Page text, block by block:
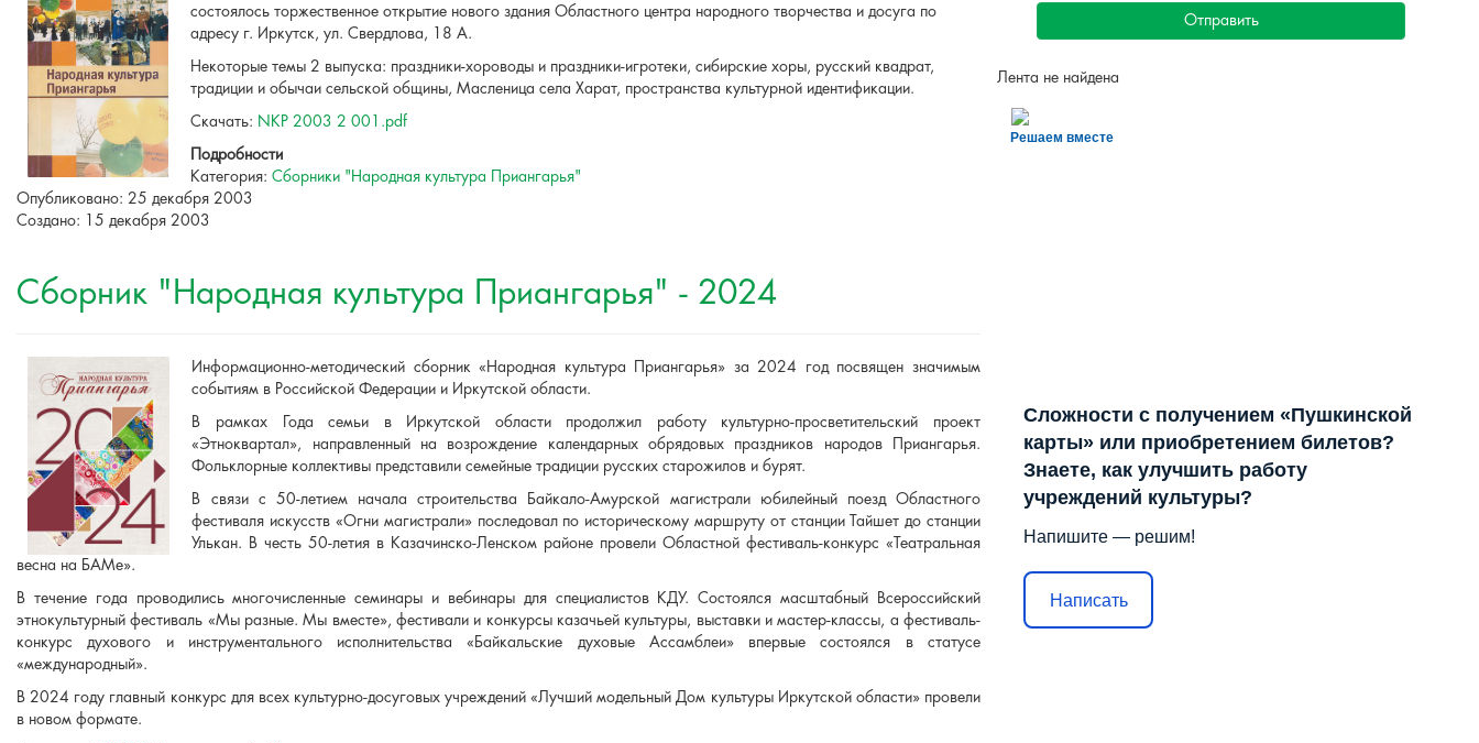
состоялось торжественное открытие нового здания Областного центра народного творчества и досуга по
адресу г. Иркутск, ул. Свердлова, 18 А.
Некоторые темы 2 выпуска: праздники-хороводы и праздники-игротеки, сибирские хоры, русский квадрат,
традиции и обычаи сельской общины, Масленица села Харат, пространства культурной идентификации.
Скачать: NKP 2003 2 001.pdf
Подробности
Категория: Сборники "Народная культура Приангарья"
Опубликовано: 25 декабря 2003
Создано: 15 декабря 2003
Сборник "Народная культура Приангарья" - 2024
Информационно-методический сборник «Народная культура Приангарья» за 2024 год посвящен значимым
событиям в Российской Федерации и Иркутской области.
В рамках Года семьи в Иркутской области продолжил работу культурно-просветительский проект
«Этноквартал», направленный на возрождение календарных обрядовых праздников народов Приангарья.
Фольклорные коллективы представили семейные традиции русских старожилов и бурят.
В связи с 50-летием начала строительства Байкало-Амурской магистрали юбилейный поезд Областного
фестиваля искусств «Огни магистрали» последовал по историческому маршруту от станции Тайшет до станции
Улькан. В честь 50-летия в Казачинско-Ленском районе провели Областной фестиваль-конкурс «Театральная
весна на БАМе».
В течение года проводились многочисленные семинары и вебинары для специалистов КДУ. Состоялся масштабный Всероссийский
этнокультурный фестиваль «Мы разные. Мы вместе», фестивали и конкурсы казачьей культуры, выставки и мастер-классы, а фестиваль-
конкурс духового и инструментального исполнительства «Байкальские духовые Ассамблеи» впервые состоялся в статусе
«международный».
В 2024 году главный конкурс для всех культурно-досуговых учреждений «Лучший модельный Дом культуры Иркутской области» провели
в новом формате.
Отправить
Лента не найдена
Решаем вместе
Сложности с получением «Пушкинской
карты» или приобретением билетов?
Знаете, как улучшить работу
учреждений культуры?
Напишите — решим!
Написать